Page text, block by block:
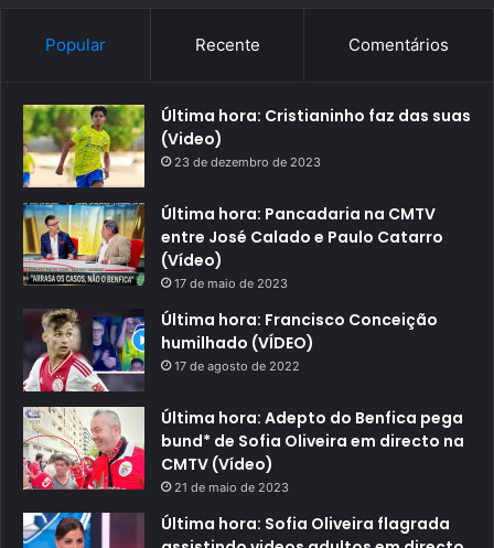
Popular Recente Comentários
Última hora: Cristianinho faz das suas
(Video)
23 de dezembro de 2023
Última hora: Pancadaria na CMTV
entre José Calado e Paulo Catarro
(Vídeo)
17 de maio de 2023
Última hora: Francisco Conceição
humilhado (VÍDEO)
17 de agosto de 2022
Última hora: Adepto do Benfica pega
bund* de Sofia Oliveira em directo na
CMTV (Vídeo)
21 de maio de 2023
Última hora: Sofia Oliveira flagrada